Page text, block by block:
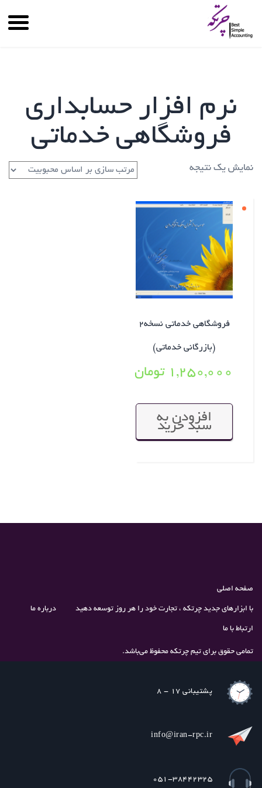
نرم افزار حسابداری
فروشگاهی خدماتی
نمایش یک نتیجه
فروشگاهی خدماتی نسخه۲
(بازرگانی خدماتی)
۱,۲۵۰,۰۰۰ تومان
افزودن به
سبد خرید
صفحه اصلی
با ابزارهای جدید چرتکه ، تجارت خود را هر روز توسعه دهید درباره ما
ارتباط با ما
تمامی حقوق برای تیم چرتکه محفوظ می‌باشد.
پشتیبانی 17 - 8
info@iran-rpc.ir
051-38442325